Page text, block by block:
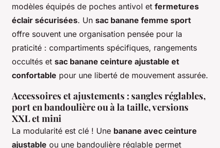
modèles équipés de poches antivol et fermetures
éclair sécurisées. Un sac banane femme sport
offre souvent une organisation pensée pour la
praticité : compartiments spécifiques, rangements
occultés et sac banane ceinture ajustable et
confortable pour une liberté de mouvement assurée.
Accessoires et ajustements : sangles réglables,
port en bandoulière ou à la taille, versions
XXL et mini
La modularité est clé ! Une banane avec ceinture
ajustable ou une bandoulière réglable permet